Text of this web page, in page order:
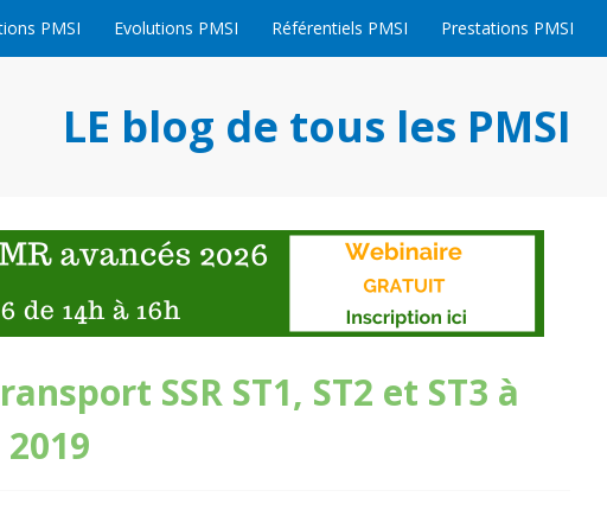
PMSI Evolutions PMSI Référentiels PMSI Prestations PMSI
LE blog de tous les PMSI
SSR ST1, ST2 et ST3 à